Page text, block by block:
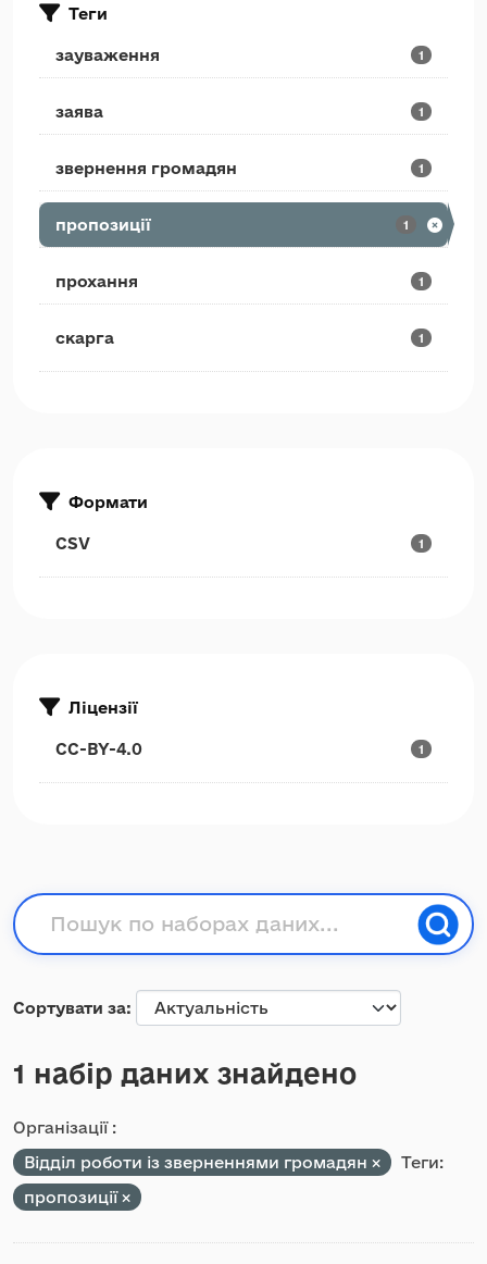
Теги
зауваження 1
заява 1
звернення громадян 1
пропозиції 1
прохання 1
скарга 1
Формати
CSV 1
Ліцензії
CC-BY-4.0 1
Сортувати за
1 набір даних знайдено
Організації :
Відділ роботи із зверненнями громадян
Теги:
пропозиції